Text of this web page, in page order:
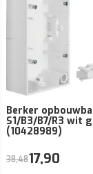
Berker
S1/B3/B7/R3 wit
(10428989)
38,4817,90